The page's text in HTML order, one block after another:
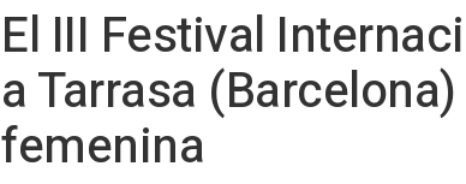
El III Festival
a Tarrasa
femenina